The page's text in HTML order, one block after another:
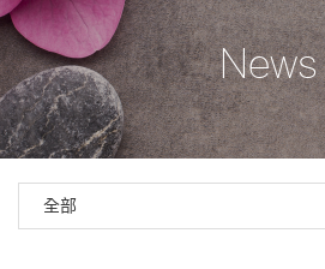
News
全部